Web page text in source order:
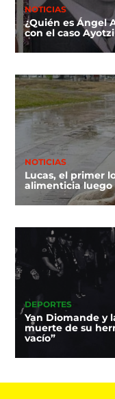
NOTICIAS
¿Quién es Ángel
con el caso
NOTICIAS
Lucas, el primer
alimenticia luego
DEPORTES
Yan Diomande y
muerte de su
vacío”